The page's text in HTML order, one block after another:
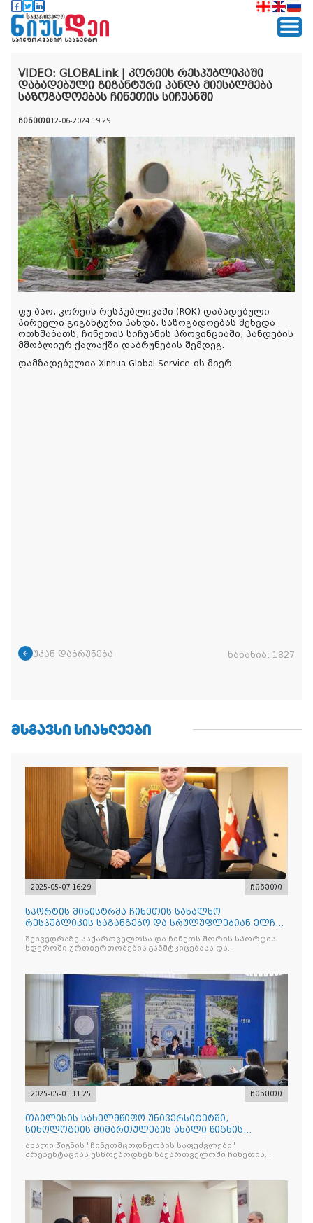
VIDEO: GLOBALink | კორეის რესპუბლიკაში
დაბადებული გიგანტური პანდა მიესალმება
საზოგადოებას ჩინეთის სიჩუანში
ჩინეთი12-06-2024 19:29
ფუ ბაო, კორეის რესპუბლიკაში (ROK) დაბადებული
პირველი გიგანტური პანდა, საზოგადოებას შეხვდა
ოთხშაბათს, ჩინეთის სიჩუანის პროვინციაში, პანდების
მშობლიურ ქალაქში დაბრუნების შემდეგ.
დამზადებულია Xinhua Global Service-ის მიერ.
უკან დაბრუნება ნანახია: 1827
ᲛᲡᲒᲐᲕᲡᲘ ᲡᲘᲐᲮᲚᲔᲔᲑᲘ
2025-05-07 16:29 ჩინეთი
სპორტის მინისტრმა ჩინეთის სახალხო
რესპუბლიკის საგანგებო და სრულუფლებიან ელჩს
უმასპინძლა
შეხვედრაზე საქართველოსა და ჩინეთს შორის სპორტის
სფეროში ურთიერთობების განმტკიცებასა და
2025-05-01 11:25 ჩინეთი
თბილისის სახელმწიფო უნივერსიტეტში,
სინოლოგიის მიმართულების ახალი წიგნის
"ჩინეთმცოდნეობის საფუძვ
ახალი წიგნის "ჩინეთმცოდნეობის საფუძვლები"
პრეზენტაციას ესწრებოდნენ საქართველოში ჩინეთის